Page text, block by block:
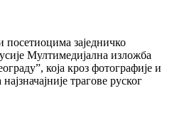
заједничко
Мултимедијална изложба
која кроз фотографије и
трагове руског